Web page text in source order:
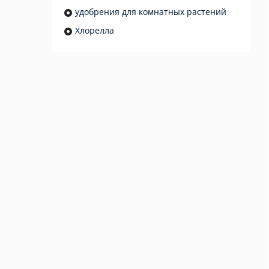
удобрения для комнатных растений
Хлорелла